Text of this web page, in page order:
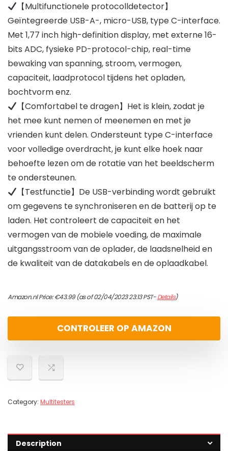
【Multifunctionele protocolldetector】
Geïntegreerde USB-A-, micro-USB, type C-interface.
Met 1,77 inch high-definition display, met externe 16-
bits ADC, fysieke PD-protocol-chip, real-time
bewaking van spanning, stroom, vermogen,
capaciteit, laadprotocol tijdens het opladen,
bochtvorm enz.
【Comfortabel te dragen】Het is klein, zodat je
het mee kunt nemen of meenemen en met je
vrienden kunt delen. Ondersteunt type C-interface
voor volledige overdracht, je kunt elke hoek naar
behoefte lezen om de rotatie van het beeldscherm
te ondersteunen.
【Testfunctie】De USB-verbinding wordt gebruikt
om gegevens te synchroniseren en de batterij op te
laden. Het controleert de capaciteit en het
vermogen van de mobiele voeding, de maximale
uitgangsstroom van de oplader, de laadsnelheid en
de kwaliteit van de datakabels en de oplaadkabel.
Amazon.nl Price:€43.99(as of 02/04/2023 23:13 PST-Details)
CONTROLEER OP AMAZON
Category: Multitesters
Description